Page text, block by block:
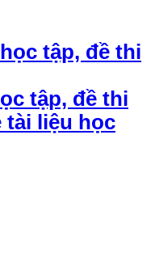
tập, đề thi
tài liệu học